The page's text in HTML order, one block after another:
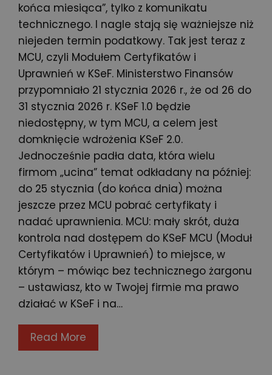
końca miesiąca”, tylko z komunikatu
technicznego. I nagle stają się ważniejsze niż
niejeden termin podatkowy. Tak jest teraz z
MCU, czyli Modułem Certyfikatów i
Uprawnień w KSeF. Ministerstwo Finansów
przypomniało 21 stycznia 2026 r., że od 26 do
31 stycznia 2026 r. KSeF 1.0 będzie
niedostępny, w tym MCU, a celem jest
domknięcie wdrożenia KSeF 2.0.
Jednocześnie padła data, która wielu
firmom „ucina” temat odkładany na później:
do 25 stycznia (do końca dnia) można
jeszcze przez MCU pobrać certyfikaty i
nadać uprawnienia. MCU: mały skrót, duża
kontrola nad dostępem do KSeF MCU (Moduł
Certyfikatów i Uprawnień) to miejsce, w
którym – mówiąc bez technicznego żargonu
– ustawiasz, kto w Twojej firmie ma prawo
działać w KSeF i na…
Read More